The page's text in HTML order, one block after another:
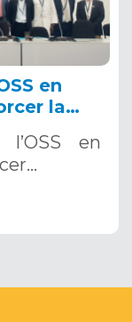
en
la
en